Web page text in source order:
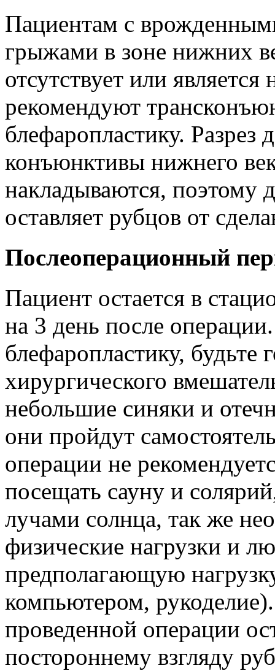
Пациентам с
грыжами в зоне нижних
отсутствует или
рекомендуют
блефаропластику. Разрез
конъюнктивы нижнего
накладываются, поэтому
оставляет рубцов от
Послеоперационный
Пациент остается в
на 3 день после
блефаропластику, будьте
хирургического
небольшие синяки и
они пройдут
операции не
посещать сауну и
лучами солнца, так же
физические нагрузки и
предполагающую
компьютером,
проведенной операции
постороннему взгляду